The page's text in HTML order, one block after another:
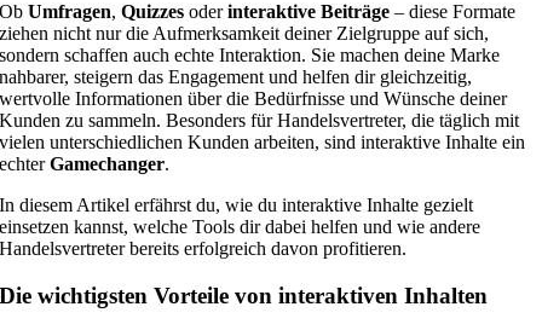
ObUmfragen,Quizzes oderinteraktive Beiträge – diese Formate
ziehen nicht nur die Aufmerksamkeit deiner Zielgruppe auf sich,
sondern schaffen auch echte Interaktion. Sie machen deine Marke
nahbarer, steigern das Engagement und helfen dir gleichzeitig,
wertvolle Informationen über die Bedürfnisse und Wünsche deiner
Kunden zu sammeln. Besonders für Handelsvertreter, die täglich mit
vielen unterschiedlichen Kunden arbeiten, sind interaktive Inhalte ein
echterGamechanger.
In diesem Artikel erfährst du, wie du interaktive Inhalte gezielt
einsetzen kannst, welche Tools dir dabei helfen und wie andere
Handelsvertreter bereits erfolgreich davon profitieren.
Die wichtigsten Vorteile von interaktiven Inhalten